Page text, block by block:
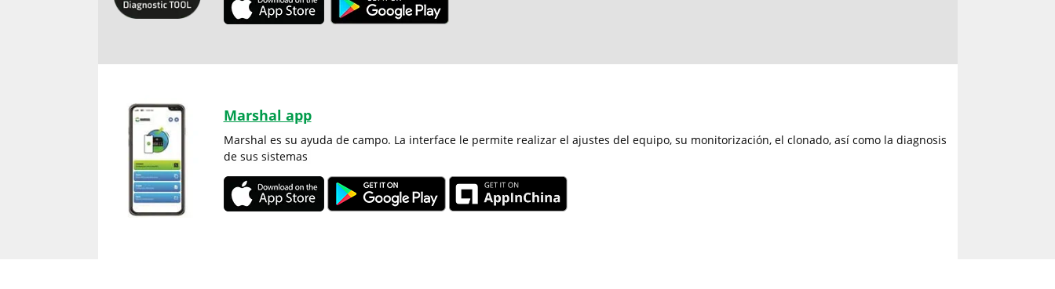
Marshal app
Marshal es su ayuda de campo. La interface le permite realizar el ajustes del equipo, su monitorización, el clonado, así como la diagnosis
de sus sistemas